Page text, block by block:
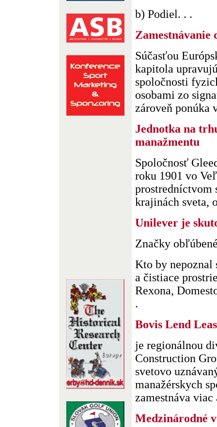
b) Podiel. . .
Zamestnávanie
Súčasťou
kapitola
spoločnosti
osobami zo
zároveň ponúka
Jednotka na
manažmentu
Spoločnosť
roku 1901 vo
prostredníctvom
krajinách sveta,
Unilever je
Značky
Kto by nepoznal
a čistiace
Rexona,
.
Bovis Lend
je regionálnou
Construction
svetovo
manažérskych
zamestnáva viac
Medzinárodné